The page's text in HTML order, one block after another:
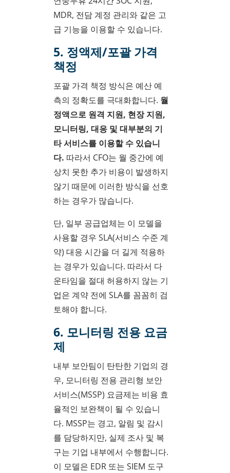
MDR, 전담 계정 관리와 같은 고
급 기능을 이용할 수 있습니다.
5. 정액제/포괄 가격
책정
포괄 가격 책정 방식은 예산 예
측의 정확도를 극대화합니다. 월
정액으로 원격 지원, 현장 지원,
모니터링, 대응 및 대부분의 기
타 서비스를 이용할 수 있습니
다. 따라서 CFO는 월 중간에 예
상치 못한 추가 비용이 발생하지
않기 때문에 이러한 방식을 선호
하는 경우가 많습니다.
단, 일부 공급업체는 이 모델을
사용할 경우 SLA(서비스 수준 계
약) 대응 시간을 더 길게 적용하
는 경우가 있습니다. 따라서 다
운타임을 절대 허용하지 않는 기
업은 계약 전에 SLA를 꼼꼼히 검
토해야 합니다.
6. 모니터링 전용 요금
제
내부 보안팀이 탄탄한 기업의 경
우, 모니터링 전용 관리형 보안
서비스(MSSP) 요금제는 비용 효
율적인 보완책이 될 수 있습니
다. MSSP는 경고, 알림 및 감시
를 담당하지만, 실제 조사 및 복
구는 기업 내부에서 수행합니다.
이 모델은 EDR 또는 SIEM 도구